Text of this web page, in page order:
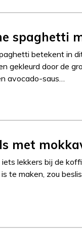
spaghetti
betekent in
gekleurd door de
avocado-saus…
met
lekkers bij de
te maken, zou